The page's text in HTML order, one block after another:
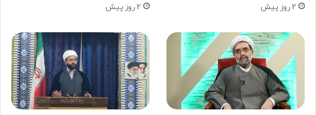
2 روز پیش 2 روز پیش